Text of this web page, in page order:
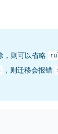
，则可以省略
，则迁移会报错